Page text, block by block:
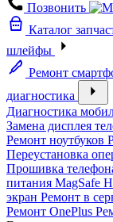
Позвонить
Каталог
шлейфы
Ремонт
диагностика
Диагностика
Замена дисплея
Ремонт ноутбуков
Переустановка
Прошивка
питания MagSafe
экран Ремонт в
Ремонт OnePlus